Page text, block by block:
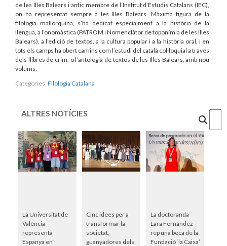
de les Illes Balears i antic membre de l’Institut d’Estudis Catalans (IEC),
on ha representat sempre a les Illes Balears. Màxima figura de la
filologia mallorquina, s’ha dedicat especialment a la història de la
llengua, a l’onomàstica (PATROM i Nomenclàtor de toponímia de les Illes
Balears), a l’edició de textos, a la cultura popular i a la història oral, i en
tots els camps ha obert camins com l’estudi del català col·loquial a través
dels llibres de crim, o l’antologia de textos de les Illes Balears, amb nou
volums.
Categories: Filologia Catalana
ALTRES NOTÍCIES
La Universitat de
València
representa
Espanya en
Cinc idees per a
transformar la
societat,
guanyadores dels
La doctoranda
Lara Fernández
rep una beca de la
Fundació ‘la Caixa’